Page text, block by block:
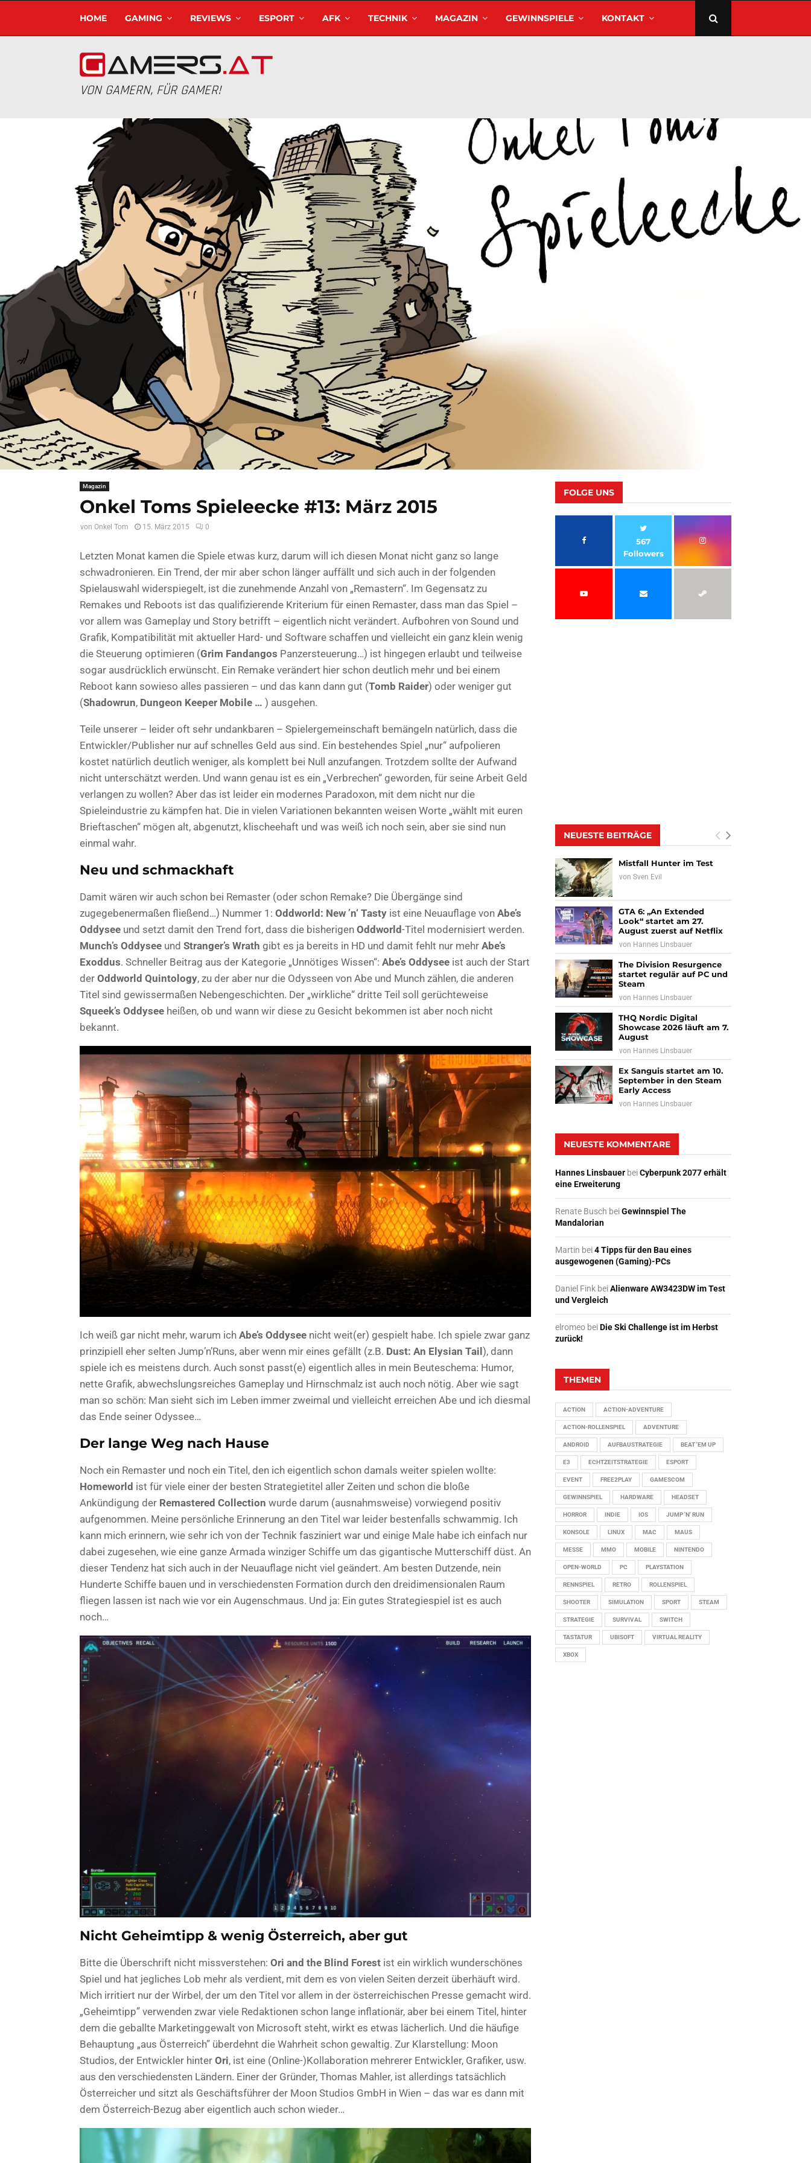
HOME GAMING REVIEWS ESPORT AFK TECHNIK MAGAZIN GEWINNSPIELE KONTAKT
VON GAMERN, FÜR GAMER!
Magazin
Onkel Toms Spieleecke #13: März 2015
von Onkel Tom 15. März 2015 0
Letzten Monat kamen die Spiele etwas kurz, darum will ich diesen Monat nicht ganz so lange
schwadronieren. Ein Trend, der mir aber schon länger auffällt und sich auch in der folgenden
Spielauswahl widerspiegelt, ist die zunehmende Anzahl von „Remastern“. Im Gegensatz zu
Remakes und Reboots ist das qualifizierende Kriterium für einen Remaster, dass man das Spiel –
vor allem was Gameplay und Story betrifft – eigentlich nicht verändert. Aufbohren von Sound und
Grafik, Kompatibilität mit aktueller Hard- und Software schaffen und vielleicht ein ganz klein wenig
die Steuerung optimieren (Grim Fandangos Panzersteuerung…) ist hingegen erlaubt und teilweise
sogar ausdrücklich erwünscht. Ein Remake verändert hier schon deutlich mehr und bei einem
Reboot kann sowieso alles passieren – und das kann dann gut (Tomb Raider) oder weniger gut
(Shadowrun, Dungeon Keeper Mobile … ) ausgehen.
Teile unserer – leider oft sehr undankbaren – Spielergemeinschaft bemängeln natürlich, dass die
Entwickler/Publisher nur auf schnelles Geld aus sind. Ein bestehendes Spiel „nur“ aufpolieren
kostet natürlich deutlich weniger, als komplett bei Null anzufangen. Trotzdem sollte der Aufwand
nicht unterschätzt werden. Und wann genau ist es ein „Verbrechen“ geworden, für seine Arbeit Geld
verlangen zu wollen? Aber das ist leider ein modernes Paradoxon, mit dem nicht nur die
Spieleindustrie zu kämpfen hat. Die in vielen Variationen bekannten weisen Worte „wählt mit euren
Brieftaschen“ mögen alt, abgenutzt, klischeehaft und was weiß ich noch sein, aber sie sind nun
einmal wahr.
Neu und schmackhaft
Damit wären wir auch schon bei Remaster (oder schon Remake? Die Übergänge sind
zugegebenermaßen fließend…) Nummer 1: Oddworld: New ’n‘ Tasty ist eine Neuauflage von Abe’s
Oddysee und setzt damit den Trend fort, dass die bisherigen Oddworld-Titel modernisiert werden.
Munch’s Oddysee und Stranger’s Wrath gibt es ja bereits in HD und damit fehlt nur mehr Abe’s
Exoddus. Schneller Beitrag aus der Kategorie „Unnötiges Wissen“: Abe’s Oddysee ist auch der Start
der Oddworld Quintology, zu der aber nur die Odysseen von Abe und Munch zählen, die anderen
Titel sind gewissermaßen Nebengeschichten. Der „wirkliche“ dritte Teil soll gerüchteweise
Squeek’s Oddysee heißen, ob und wann wir diese zu Gesicht bekommen ist aber noch nicht
bekannt.
Ich weiß gar nicht mehr, warum ich Abe’s Oddysee nicht weit(er) gespielt habe. Ich spiele zwar ganz
prinzipiell eher selten Jump’n’Runs, aber wenn mir eines gefällt (z.B. Dust: An Elysian Tail), dann
spiele ich es meistens durch. Auch sonst passt(e) eigentlich alles in mein Beuteschema: Humor,
nette Grafik, abwechslungsreiches Gameplay und Hirnschmalz ist auch noch nötig. Aber wie sagt
man so schön: Man sieht sich im Leben immer zweimal und vielleicht erreichen Abe und ich diesmal
das Ende seiner Odyssee…
Der lange Weg nach Hause
Noch ein Remaster und noch ein Titel, den ich eigentlich schon damals weiter spielen wollte:
Homeworld ist für viele einer der besten Strategietitel aller Zeiten und schon die bloße
Ankündigung der Remastered Collection wurde darum (ausnahmsweise) vorwiegend positiv
aufgenommen. Meine persönliche Erinnerung an den Titel war leider bestenfalls schwammig. Ich
kann mich erinnern, wie sehr ich von der Technik fasziniert war und einige Male habe ich einfach nur
dabei zugesehen, wie eine ganze Armada winziger Schiffe um das gigantische Mutterschiff düst. An
dieser Tendenz hat sich auch in der Neuauflage nicht viel geändert. Am besten Dutzende, nein
Hunderte Schiffe bauen und in verschiedensten Formation durch den dreidimensionalen Raum
fliegen lassen ist nach wie vor ein Augenschmaus. Und ja: Ein gutes Strategiespiel ist es auch
noch…
Nicht Geheimtipp & wenig Österreich, aber gut
Bitte die Überschrift nicht missverstehen: Ori and the Blind Forest ist ein wirklich wunderschönes
Spiel und hat jegliches Lob mehr als verdient, mit dem es von vielen Seiten derzeit überhäuft wird.
Mich irritiert nur der Wirbel, der um den Titel vor allem in der österreichischen Presse gemacht wird.
„Geheimtipp” verwenden zwar viele Redaktionen schon lange inflationär, aber bei einem Titel, hinter
dem die geballte Marketinggewalt von Microsoft steht, wirkt es etwas lächerlich. Und die häufige
Behauptung „aus Österreich” überdehnt die Wahrheit schon gewaltig. Zur Klarstellung: Moon
Studios, der Entwickler hinter Ori, ist eine (Online-)Kollaboration mehrerer Entwickler, Grafiker, usw.
aus den verschiedensten Ländern. Einer der Gründer, Thomas Mahler, ist allerdings tatsächlich
Österreicher und sitzt als Geschäftsführer der Moon Studios GmbH in Wien – das war es dann mit
dem Österreich-Bezug aber eigentlich auch schon wieder…
FOLGE UNS
567
Followers
NEUESTE BEITRÄGE
Mistfall Hunter im Test
vonSven Evil
GTA 6: „An Extended
Look“ startet am 27.
August zuerst auf Netflix
von Hannes Linsbauer
The Division Resurgence
startet regulär auf PC und
Steam
von Hannes Linsbauer
THQ Nordic Digital
Showcase 2026 läuft am 7.
August
von Hannes Linsbauer
Ex Sanguis startet am 10.
September in den Steam
Early Access
von Hannes Linsbauer
NEUESTE KOMMENTARE
Hannes Linsbauer beiCyberpunk 2077 erhält
eine Erweiterung
Renate Busch beiGewinnspiel The
Mandalorian
Martin bei4 Tipps für den Bau eines
ausgewogenen (Gaming)-PCs
Daniel Fink beiAlienware AW3423DW im Test
und Vergleich
elromeo beiDie Ski Challenge ist im Herbst
zurück!
THEMEN
ACTION ACTION-ADVENTURE
ACTION-ROLLENSPIEL ADVENTURE
ANDROID AUFBAUSTRATEGIE BEAT 'EM UP
E3 ECHTZEITSTRATEGIE ESPORT
EVENT FREE2PLAY GAMESCOM
GEWINNSPIEL HARDWARE HEADSET
HORROR INDIE IOS JUMP 'N' RUN
KONSOLE LINUX MAC MAUS
MESSE MMO MOBILE NINTENDO
OPEN-WORLD PC PLAYSTATION
RENNSPIEL RETRO ROLLENSPIEL
SHOOTER SIMULATION SPORT STEAM
STRATEGIE SURVIVAL SWITCH
TASTATUR UBISOFT VIRTUAL REALITY
XBOX